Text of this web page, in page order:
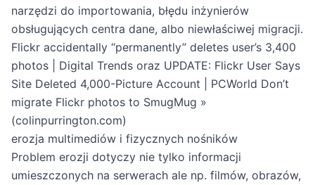
narzędzi do importowania, błędu inżynierów
obsługujących centra dane, albo niewłaściwej migracji.
Flickr accidentally “permanently” deletes user’s 3,400
photos | Digital Trends oraz UPDATE: Flickr User Says
Site Deleted 4,000-Picture Account | PCWorld Don’t
migrate Flickr photos to SmugMug »
(colinpurrington.com)
erozja multimediów i fizycznych nośników
Problem erozji dotyczy nie tylko informacji
umieszczonych na serwerach ale np. filmów, obrazów,